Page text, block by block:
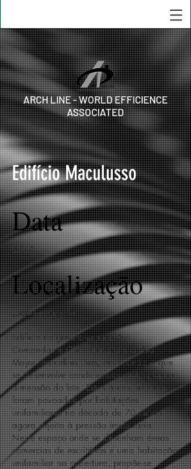
ARCH LINE - WORLD EFFICIENCE
ASSOCIATED
Edifício Maculusso
Data
2007
Localização
Luanda, Angola
Edificio no gaveto entre a Av.
Comandante Che Guevara e a Rua
Major Marcelino Dias, em Luanda e que
se desenvolve condicionado pela própria
dimensão do lote. Estas áreas urbanas
foram povoadas por habitações
unifamiliares na década de 70 sendo
agora sujeita à pressão imobiliária.
Neste espaço onde se desenham áreas
comercias de escritórios e uma habitação
unifamiliar na cobertura, propõe-se